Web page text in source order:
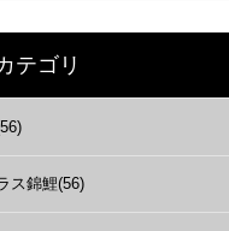
テゴリ
ス錦鯉(56)